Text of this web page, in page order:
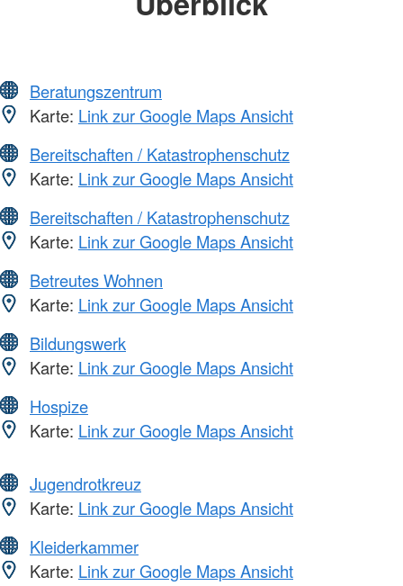
Beratungszentrum
Karte: Link zur Google Maps Ansicht
Bereitschaften / Katastrophenschutz
Karte: Link zur Google Maps Ansicht
Bereitschaften / Katastrophenschutz
Karte: Link zur Google Maps Ansicht
Betreutes Wohnen
Karte: Link zur Google Maps Ansicht
Bildungswerk
Karte: Link zur Google Maps Ansicht
Hospize
Karte: Link zur Google Maps Ansicht
Jugendrotkreuz
Karte: Link zur Google Maps Ansicht
Kleiderkammer
Karte: Link zur Google Maps Ansicht